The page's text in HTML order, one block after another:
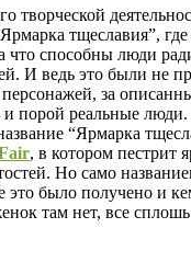
творческой
тщеславия”,
что способны люди
И ведь это были не
за
и порой реальные
“Ярмарка
, в котором пестрит
Но само
это было получено и
там нет, все